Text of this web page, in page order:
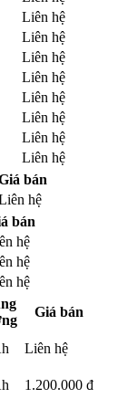
Liên hệ
Liên hệ
Liên hệ
Liên hệ
Liên hệ
Liên hệ
Liên hệ
Liên hệ
bán
hệ
bán
hệ
hệ
hệ
Giá bán
Liên hệ
1.200.000 đ